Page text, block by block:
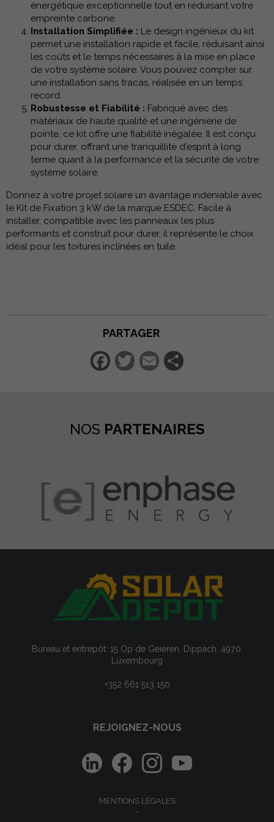
énergétique exceptionnelle tout en réduisant votre
empreinte carbone.
Installation Simplifiée : Le design ingénieux du kit
permet une installation rapide et facile, réduisant ainsi
les coûts et le temps nécessaires à la mise en place
de votre système solaire. Vous pouvez compter sur
une installation sans tracas, réalisée en un temps
record.
Robustesse et Fiabilité : Fabriqué avec des
matériaux de haute qualité et une ingénierie de
pointe, ce kit offre une fiabilité inégalée. Il est conçu
pour durer, offrant une tranquillité d'esprit à long
terme quant à la performance et la sécurité de votre
système solaire.
Donnez à votre projet solaire un avantage indéniable avec
le Kit de Fixation 3 kW de la marque ESDEC. Facile à
installer, compatible avec les panneaux les plus
performants et construit pour durer, il représente le choix
idéal pour les toitures inclinées en tuile.
PARTAGER
Facebook
Twitter
Email
NOS PARTENAIRES
Bureau et entrepôt: 15 Op de Geieren, Dippach, 4970,
REJOIGNEZ-NOUS